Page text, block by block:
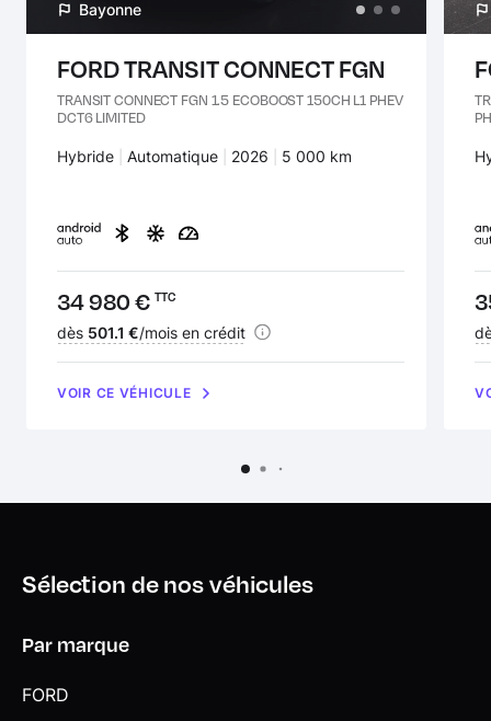
Bayonne
FORD TRANSIT CONNECT FGN
TRANSIT CONNECT FGN 1.5 ECOBOOST 150CH L1 PHEV
DCT6 LIMITED
Carburant :
Hybride Transmission :
Automatique Années :
2026 Kilomètres :
5 000 km
Prix :
34 980 € TTC
Financement :
dès 501.1 €/mois en crédit
VOIR CE VÉHICULE
Sélection de nos véhicules
Par marque
FORD